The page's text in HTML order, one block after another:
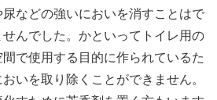
などの強いにおいを消すことはで
んでした。かといってトイレ用の
で使用する目的に作られているた
いを取り除くことができません。